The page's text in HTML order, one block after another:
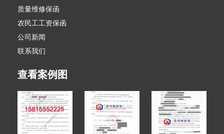
质量维修保函
农民工工资保函
公司新闻
联系我们
查看案例图